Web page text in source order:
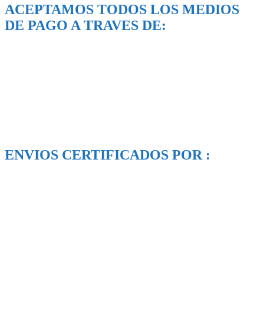
ACEPTAMOS TODOS LOS MEDIOS
DE PAGO A TRAVES DE:
ENVIOS CERTIFICADOS POR :